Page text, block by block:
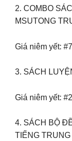
2. COMBO
MSUTONG
Giá niêm yết:
3. SÁCH
Giá niêm yết:
4. SÁCH BỘ
TIẾNG TRUNG